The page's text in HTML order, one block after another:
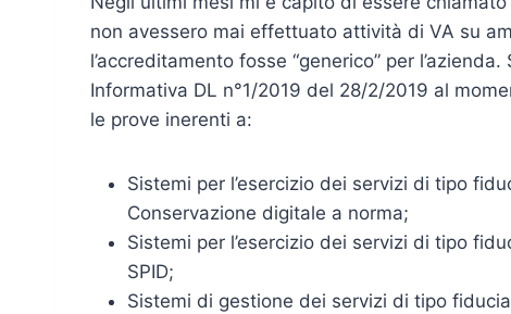
non avessero mai effettuato attività di VA su
l’accreditamento fosse “generico” per
Informativa DL n°1/2019 del 28/2/2019 al
le prove inerenti a:
Sistemi per l’esercizio dei servizi di tipo
Conservazione digitale a norma;
Sistemi per l’esercizio dei servizi di tipo
SPID;
Sistemi di gestione dei servizi di tipo